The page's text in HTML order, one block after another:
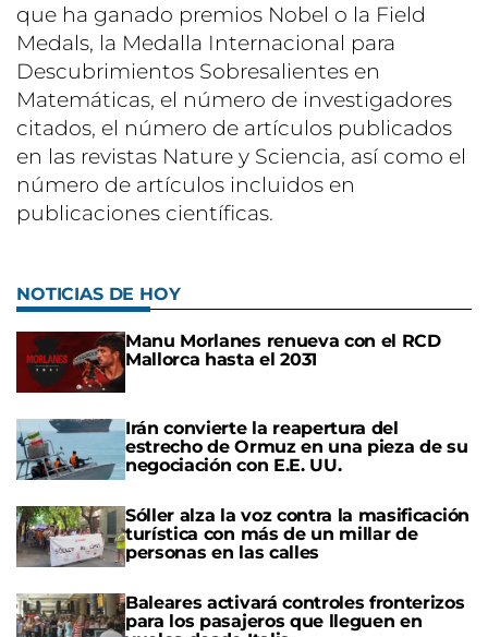
que ha ganado premios Nobel o la Field
Medals, la Medalla Internacional para
Descubrimientos Sobresalientes en
Matemáticas, el número de investigadores
citados, el número de artículos publicados
en las revistas Nature y Sciencia, así como el
número de artículos incluidos en
publicaciones científicas.
NOTICIAS DE HOY
Manu Morlanes renueva con el RCD
Mallorca hasta el 2031
Irán convierte la reapertura del
estrecho de Ormuz en una pieza de su
negociación con E.E. UU.
Sóller alza la voz contra la masificación
turística con más de un millar de
personas en las calles
Baleares activará controles fronterizos
para los pasajeros que lleguen en